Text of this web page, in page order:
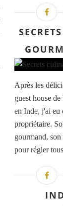
Après les
guest house
en Inde, j'ai eu
propriétaire.
gourmand,
pour régler